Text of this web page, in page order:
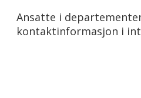
Ansatte i
kontaktinformasjon i